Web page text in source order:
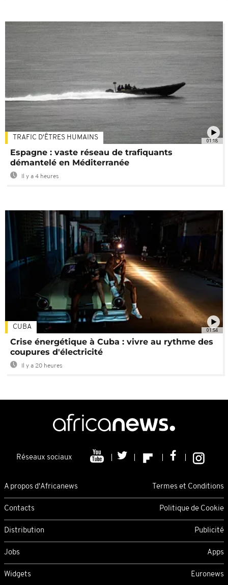
01:18
TRAFIC D'ÊTRES HUMAINS
Espagne : vaste réseau de trafiquants
démantelé en Méditerranée
Il y a 4 heures
01:54
CUBA
Crise énergétique à Cuba : vivre au rythme des
coupures d'électricité
Il y a 20 heures
Réseaux sociaux
A propos d'Africanews Termes et Conditions
Contacts Politique de Cookie
Distribution Publicité
Jobs Apps
Widgets Euronews